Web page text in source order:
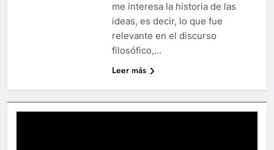
me interesa la historia de las
ideas, es decir, lo que fue
relevante en el discurso
filosófico,…
Leer más